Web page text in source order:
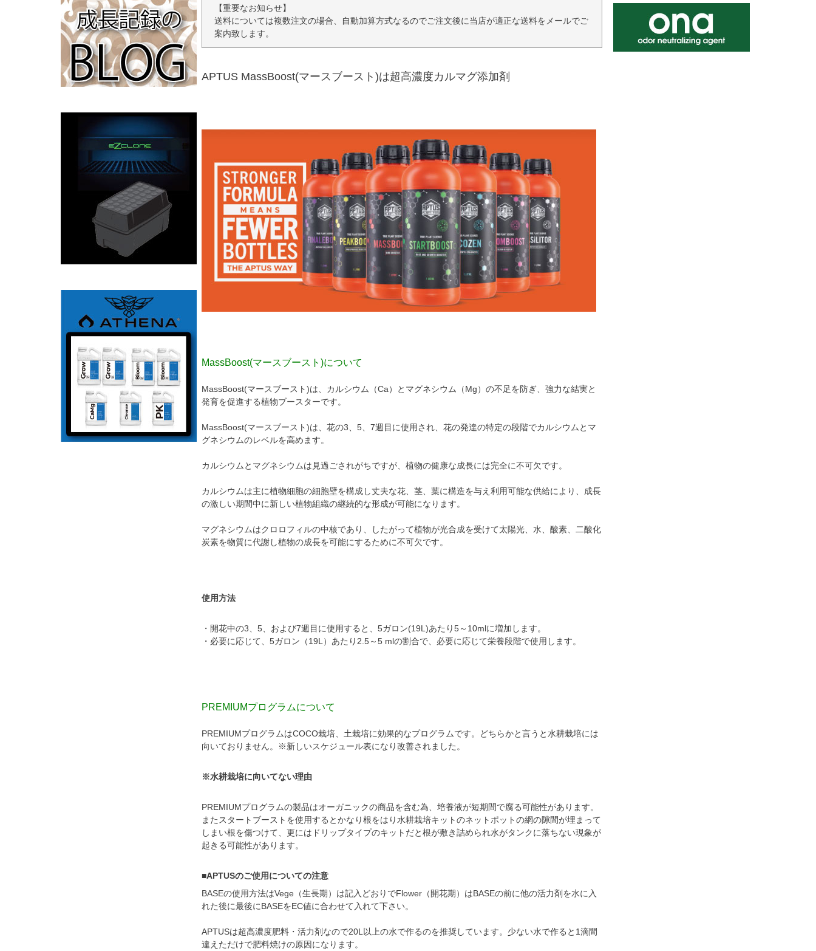
【重要なお知らせ】
送料については複数注文の場合、自動加算方式なるのでご注文後に当店が適正な送料をメールでご
案内致します。
APTUS MassBoost(マースブースト)は超高濃度カルマグ添加剤
MassBoost(マースブースト)について
MassBoost(マースブースト)は、カルシウム（Ca）とマグネシウム（Mg）の不足を防ぎ、強力な結実と
発育を促進する植物ブースターです。
MassBoost(マースブースト)は、花の3、5、7週目に使用され、花の発達の特定の段階でカルシウムとマ
グネシウムのレベルを高めます。
カルシウムとマグネシウムは見過ごされがちですが、植物の健康な成長には完全に不可欠です。
カルシウムは主に植物細胞の細胞壁を構成し丈夫な花、茎、葉に構造を与え利用可能な供給により、成長
の激しい期間中に新しい植物組織の継続的な形成が可能になります。
マグネシウムはクロロフィルの中核であり、したがって植物が光合成を受けて太陽光、水、酸素、二酸化
炭素を物質に代謝し植物の成長を可能にするために不可欠です。
使用方法
・開花中の3、5、および7週目に使用すると、5ガロン(19L)あたり5～10mlに増加します。
・必要に応じて、5ガロン（19L）あたり2.5～5 mlの割合で、必要に応じて栄養段階で使用します。
PREMIUMプログラムについて
PREMIUMプログラムはCOCO栽培、土栽培に効果的なプログラムです。どちらかと言うと水耕栽培には
向いておりません。※新しいスケジュール表になり改善されました。
※水耕栽培に向いてない理由
PREMIUMプログラムの製品はオーガニックの商品を含む為、培養液が短期間で腐る可能性があります。
またスタートブーストを使用するとかなり根をはり水耕栽培キットのネットポットの網の隙間が埋まって
しまい根を傷つけて、更にはドリップタイプのキットだと根が敷き詰められ水がタンクに落ちない現象が
起きる可能性があります。
■APTUSのご使用についての注意
BASEの使用方法はVege（生長期）は記入どおりでFlower（開花期）はBASEの前に他の活力剤を水に入
れた後に最後にBASEをEC値に合わせて入れて下さい。
APTUSは超高濃度肥料・活力剤なので20L以上の水で作るのを推奨しています。少ない水で作ると1滴間
違えただけで肥料焼けの原因になります。